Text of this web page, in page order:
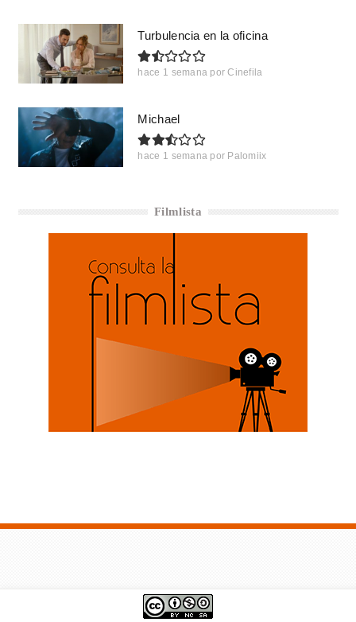
Turbulencia en la oficina
hace 1 semana por Cinefila
Michael
hace 1 semana por Palomiix
Filmlista